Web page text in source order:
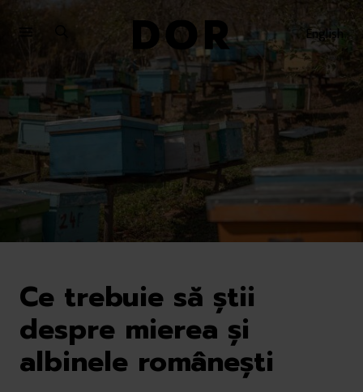
English
Ce trebuie să știi
despre mierea și
albinele românești